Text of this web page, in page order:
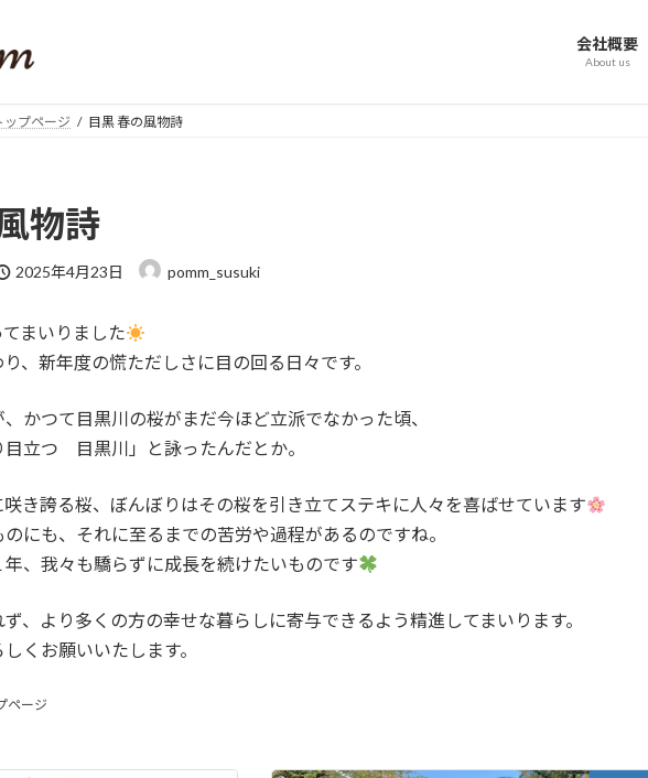
会社概要
About us
ップページ 目黒 春の風物詩
物詩
最
新
日
2025年4月23日 pomm_susuki
まいりました
、新年度の慌ただしさに目の回る日々です。
かつて目黒川の桜がまだ今ほど立派でなかった頃、
立つ 目黒川」と詠ったんだとか。
き誇る桜、ぼんぼりはその桜を引き立てステキに人々を喜ばせています
にも、それに至るまでの苦労や過程があるのですね。
、我々も驕らずに成長を続けたいものです
、より多くの方の幸せな暮らしに寄与できるよう精進してまいります。
くお願いいたします。
ページ